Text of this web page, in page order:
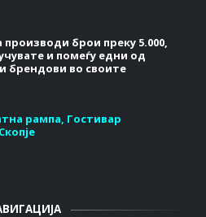
брои преку 5.000,
и помеѓу едни од
брендови во своите
рампа, Гостивар